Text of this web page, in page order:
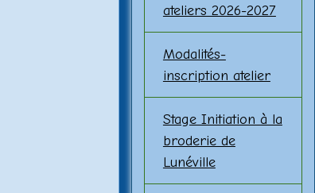
ateliers 2026-2027
Modalités-
inscription atelier
Stage Initiation à la
broderie de
Lunéville